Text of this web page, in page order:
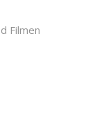
Filmen